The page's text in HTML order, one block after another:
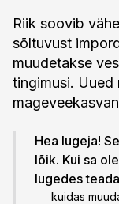
Riik soovib
sõltuvust
muudetakse
tingimusi. Uued
Hea lugeja!
lõik. Kui sa
lugedes
kuidas